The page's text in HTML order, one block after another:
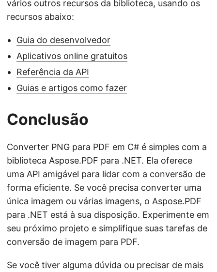
vários outros recursos da biblioteca, usando os
recursos abaixo:
Guia do desenvolvedor
Aplicativos online gratuitos
Referência da API
Guias e artigos como fazer
Conclusão
Converter PNG para PDF em C# é simples com a
biblioteca Aspose.PDF para .NET. Ela oferece
uma API amigável para lidar com a conversão de
forma eficiente. Se você precisa converter uma
única imagem ou várias imagens, o Aspose.PDF
para .NET está à sua disposição. Experimente em
seu próximo projeto e simplifique suas tarefas de
conversão de imagem para PDF.
Se você tiver alguma dúvida ou precisar de mais